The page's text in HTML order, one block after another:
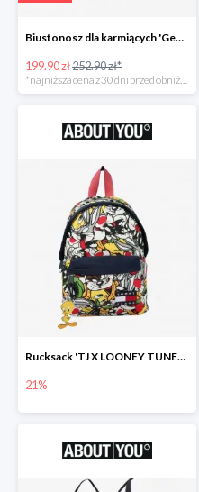
Biustonosz dla karmiących 'Geo Lace' -21%
199.90 zł252.90 zł*
Rucksack 'TJ X LOONEY TUNES Plecak
21%